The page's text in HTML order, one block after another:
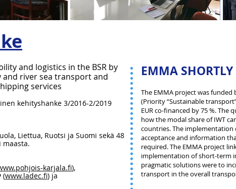
and logistics in the BSR by
river sea transport and
services
kehityshanke 3/2016-2/2019
Liettua, Ruotsi ja Suomi sekä 48
karjala.fi),
(www.ladec.fi) ja
EMMA SHORTLY
The EMMA project was funded
(Priority “Sustainable
EUR co-financed by 75 %. The
how the modal share of IWT
countries. The
acceptance and information
required. The EMMA project
implementation of short-term
pragmatic solutions were to
transport in the overall